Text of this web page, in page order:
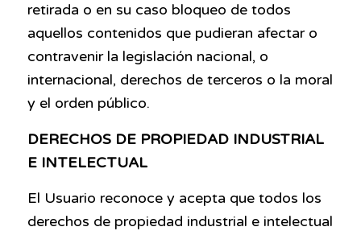
retirada o en su caso bloqueo de todos
aquellos contenidos que pudieran afectar o
contravenir la legislación nacional, o
internacional, derechos de terceros o la moral
y el orden público.
DERECHOS DE PROPIEDAD INDUSTRIAL
E INTELECTUAL
El Usuario reconoce y acepta que todos los
derechos de propiedad industrial e intelectual